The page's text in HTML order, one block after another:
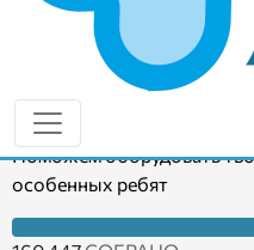
Откройте окно в
Поможем оборудовать
особенных ребят